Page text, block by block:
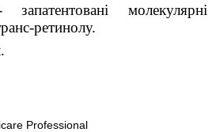
молекулярні
ретинолу.
Professional